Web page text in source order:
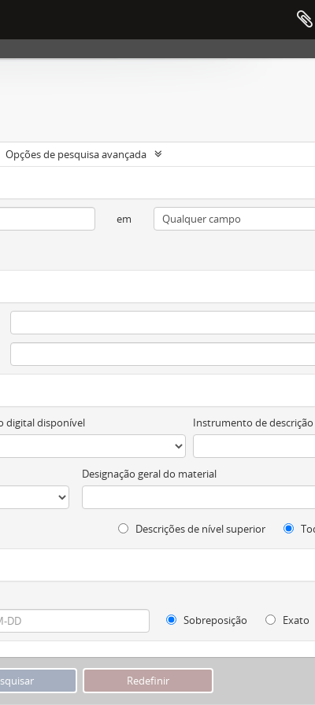
Opções de pesquisa avançada
em
digital disponível Instrumento de
Designação geral do material
Descrições de nível superior
Sobreposição
Exato